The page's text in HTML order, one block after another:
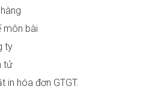
môn bài
ty
tử
in hóa đơn GTGT.